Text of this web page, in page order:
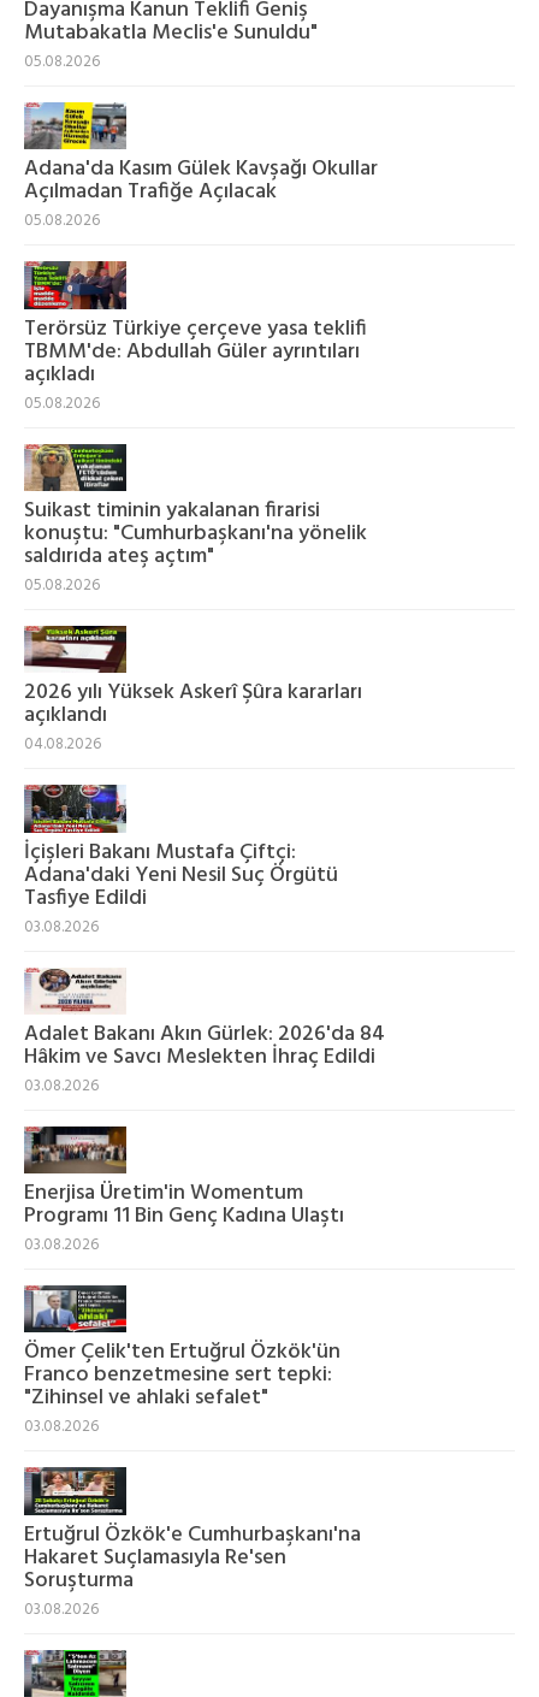
Dayanışma Kanun Teklifi Geniş
Mutabakatla Meclis'e Sunuldu"
05.08.2026
Adana'da Kasım Gülek Kavşağı Okullar
Açılmadan Trafiğe Açılacak
05.08.2026
Terörsüz Türkiye çerçeve yasa teklifi
TBMM'de: Abdullah Güler ayrıntıları
açıkladı
05.08.2026
Suikast timinin yakalanan firarisi
konuştu: "Cumhurbaşkanı'na yönelik
saldırıda ateş açtım"
05.08.2026
2026 yılı Yüksek Askerî Şûra kararları
açıklandı
04.08.2026
İçişleri Bakanı Mustafa Çiftçi:
Adana'daki Yeni Nesil Suç Örgütü
Tasfiye Edildi
03.08.2026
Adalet Bakanı Akın Gürlek: 2026'da 84
Hâkim ve Savcı Meslekten İhraç Edildi
03.08.2026
Enerjisa Üretim'in Womentum
Programı 11 Bin Genç Kadına Ulaştı
03.08.2026
Ömer Çelik'ten Ertuğrul Özkök'ün
Franco benzetmesine sert tepki:
"Zihinsel ve ahlaki sefalet"
03.08.2026
Ertuğrul Özkök'e Cumhurbaşkanı'na
Hakaret Suçlamasıyla Re'sen
Soruşturma
03.08.2026